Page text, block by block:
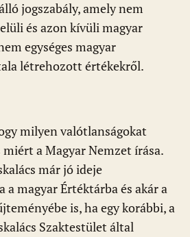
jogszabály, amely nem
és azon kívüli magyar
egységes magyar
létrehozott értékekről.
milyen valótlanságokat
a Magyar Nemzet írása.
már jó ideje
magyar Értéktárba és akár a
is, ha egy korábbi, a
Szaktestület által